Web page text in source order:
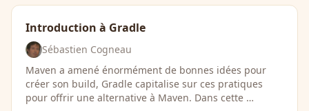
Introduction à Gradle
Sébastien Cogneau
Maven a amené énormément de bonnes idées pour
créer son build, Gradle capitalise sur ces pratiques
pour offrir une alternative à Maven. Dans cette …